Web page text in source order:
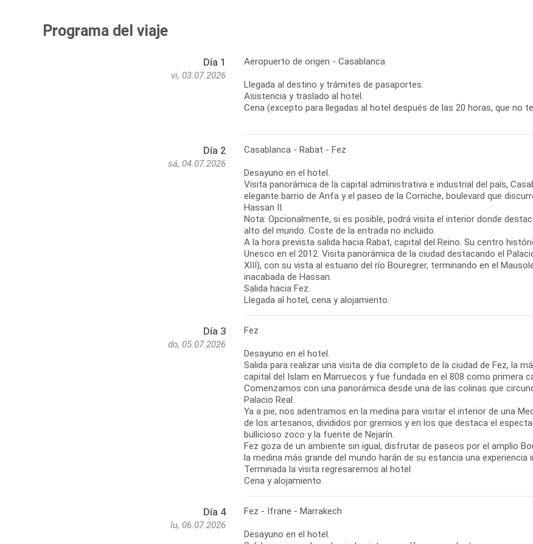
Programa del viaje
Día 1
vi, 03.07.2026
Aeropuerto de origen - Casablanca
Llegada al destino y trámites de pasaportes.
Asistencia y traslado al hotel.
Cena (excepto para llegadas al hotel después de las 20 horas, que no
Día 2
sá, 04.07.2026
Casablanca - Rabat - Fez
Desayuno en el hotel.
Visita panorámica de la capital administrativa e industrial del país,
elegante barrio de Anfa y el paseo de la Corniche, boulevard que
Hassan II.
Nota: Opcionalmente, si es posible, podrá visita el interior donde
alto del mundo. Coste de la entrada no incluido.
A la hora prevista salida hacia Rabat, capital del Reino. Su centro
Unesco en el 2012. Visita panorámica de la ciudad destacando el
XIII), con su vista al estuario del río Bouregrer, terminando en el
inacabada de Hassan.
Salida hacia Fez.
Llegada al hotel, cena y alojamiento.
Día 3
do, 05.07.2026
Fez
Desayuno en el hotel.
Salida para realizar una visita de día completo de la ciudad de Fez, la
capital del Islam en Marruecos y fue fundada en el 808 como primera
Comenzamos con una panorámica desde una de las colinas que
Palacio Real.
Ya a pie, nos adentramos en la medina para visitar el interior de una
de los artesanos, divididos por gremios y en los que destaca el
bullicioso zoco y la fuente de Nejarín.
Fez goza de un ambiente sin igual, disfrutar de paseos por el amplio
la medina más grande del mundo harán de su estancia una experiencia
Terminada la visita regresaremos al hotel
Cena y alojamiento.
Día 4
lu, 06.07.2026
Fez - Ifrane - Marrakech
Desayuno en el hotel.